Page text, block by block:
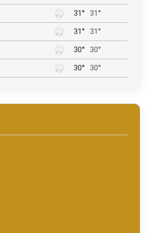
31° 31°
31° 31°
30° 30°
30° 30°